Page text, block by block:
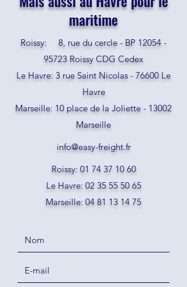
maritime
Roissy: 8, rue du cercle - BP 12054 -
95723 Roissy CDG Cedex
Le Havre: 3 rue Saint Nicolas - 76600 Le
Havre
Marseille: 10 place de la Joliette - 13002
Marseille
info@easy-freight.fr
Roissy: 01 74 37 10 60
Le Havre: 02 35 55 50 65
Marseille: 04 81 13 14 75